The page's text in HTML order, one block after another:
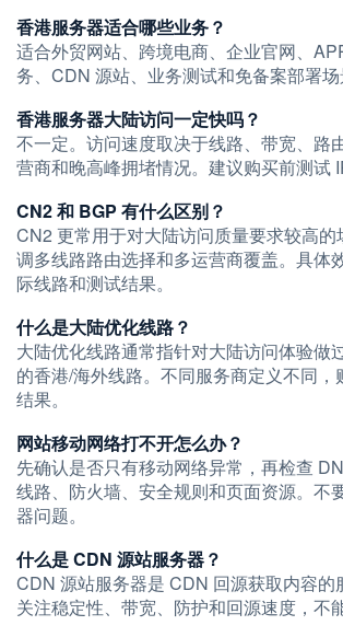
香港服务器适合哪些业务？
适合外贸网站、跨境电商、企业官网、
务、CDN 源站、业务测试和免备案部署场
香港服务器大陆访问一定快吗？
不一定。访问速度取决于线路、带宽、路
营商和晚高峰拥堵情况。建议购买前测试
CN2 和 BGP 有什么区别？
CN2 更常用于对大陆访问质量要求较高的
调多线路路由选择和多运营商覆盖。具体
际线路和测试结果。
什么是大陆优化线路？
大陆优化线路通常指针对大陆访问体验做
的香港/海外线路。不同服务商定义不同，
结果。
网站移动网络打不开怎么办？
先确认是否只有移动网络异常，再检查
线路、防火墙、安全规则和页面资源。不
器问题。
什么是 CDN 源站服务器？
CDN 源站服务器是 CDN 回源获取内容的
关注稳定性、带宽、防护和回源速度，不